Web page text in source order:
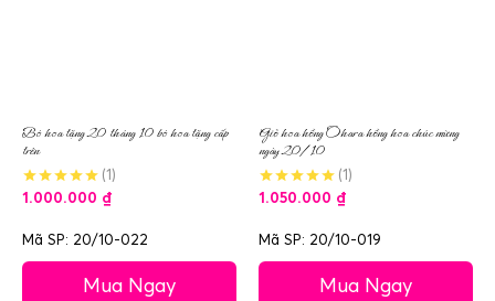
Bó hoa tặng 20 tháng 10 bó hoa tặng cấp
trên
(1)
1.000.000 ₫
Mã SP: 20/10-022
Mua Ngay
Giỏ hoa hồng Ohara hồng hoa chúc mừng
ngày 20/10
(1)
1.050.000 ₫
Mã SP: 20/10-019
Mua Ngay